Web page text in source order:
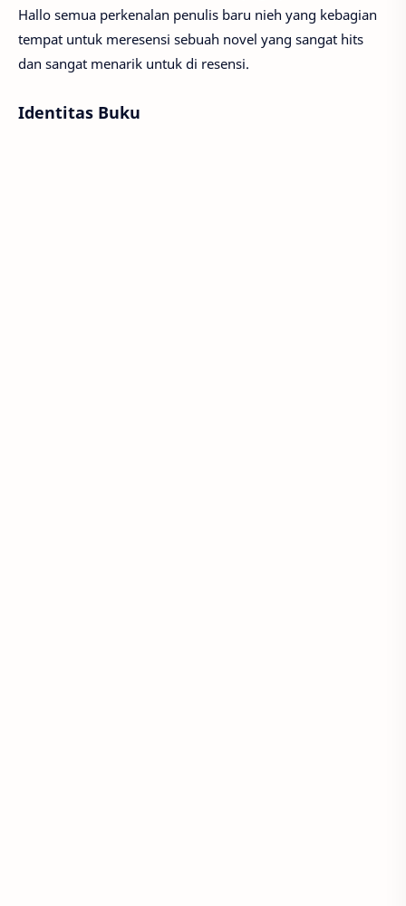
Hallo semua perkenalan penulis baru nieh yang kebagian
tempat untuk meresensi sebuah novel yang sangat hits
dan sangat menarik untuk di resensi.
Identitas Buku